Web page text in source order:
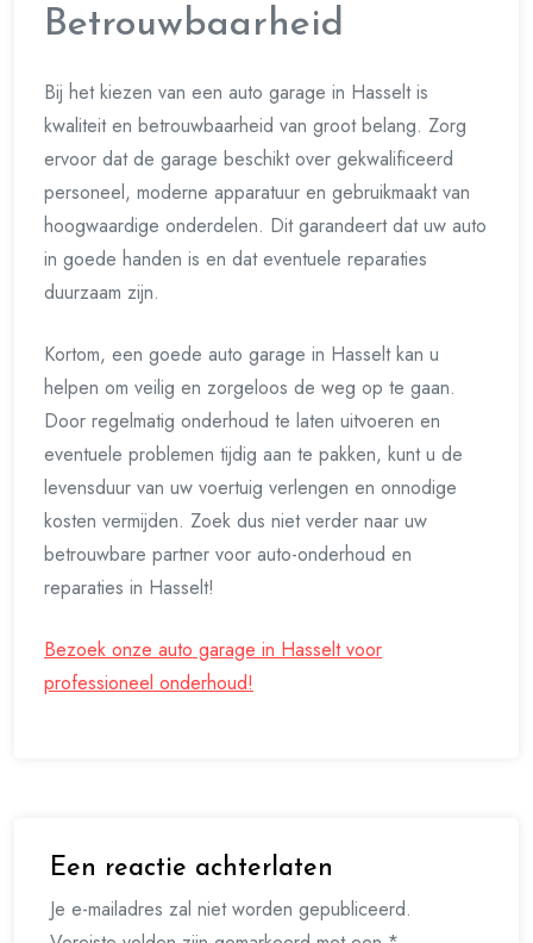
Betrouwbaarheid
Bij het kiezen van een auto garage in Hasselt is
kwaliteit en betrouwbaarheid van groot belang. Zorg
ervoor dat de garage beschikt over gekwalificeerd
personeel, moderne apparatuur en gebruikmaakt van
hoogwaardige onderdelen. Dit garandeert dat uw auto
in goede handen is en dat eventuele reparaties
duurzaam zijn.
Kortom, een goede auto garage in Hasselt kan u
helpen om veilig en zorgeloos de weg op te gaan.
Door regelmatig onderhoud te laten uitvoeren en
eventuele problemen tijdig aan te pakken, kunt u de
levensduur van uw voertuig verlengen en onnodige
kosten vermijden. Zoek dus niet verder naar uw
betrouwbare partner voor auto-onderhoud en
reparaties in Hasselt!
Bezoek onze auto garage in Hasselt voor
professioneel onderhoud!
Een reactie achterlaten
Je e-mailadres zal niet worden gepubliceerd.